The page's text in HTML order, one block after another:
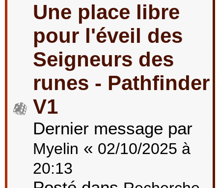
Une place libre
pour l'éveil des
Seigneurs des
runes - Pathfinder
V1
Dernier message par
Myelin « 02/10/2025 à
20:13